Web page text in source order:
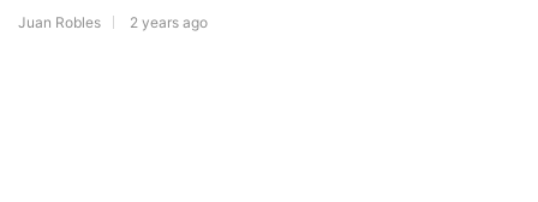
Juan Robles 2 years ago